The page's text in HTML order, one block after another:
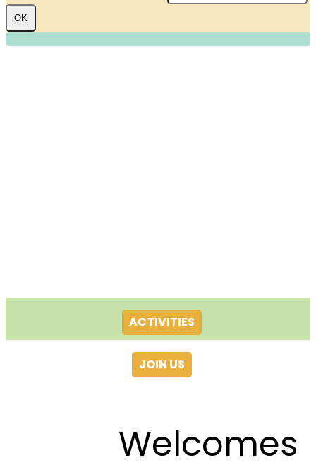
OK
ACTIVITIES
JOIN US
Welcomes